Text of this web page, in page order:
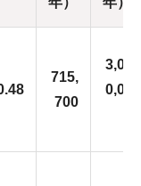
715,
700
3,00
0,00